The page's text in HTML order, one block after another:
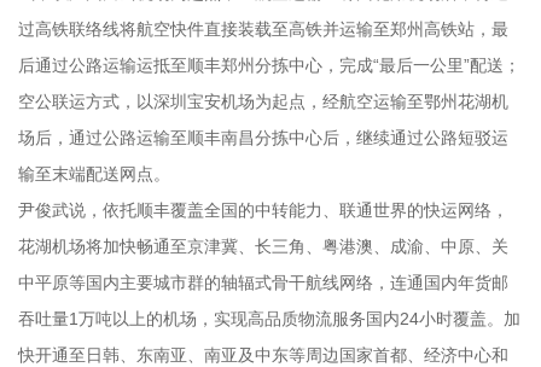
过高铁联络线将航空快件直接装载至高铁并运输至郑州高铁站，最
后通过公路运输运抵至顺丰郑州分拣中心，完成“最后一公里”配送；
空公联运方式，以深圳宝安机场为起点，经航空运输至鄂州花湖机
场后，通过公路运输至顺丰南昌分拣中心后，继续通过公路短驳运
输至末端配送网点。
尹俊武说，依托顺丰覆盖全国的中转能力、联通世界的快运网络，
花湖机场将加快畅通至京津冀、长三角、粤港澳、成渝、中原、关
中平原等国内主要城市群的轴辐式骨干航线网络，连通国内年货邮
吞吐量1万吨以上的机场，实现高品质物流服务国内24小时覆盖。加
快开通至日韩、东南亚、南亚及中东等周边国家首都、经济中心和